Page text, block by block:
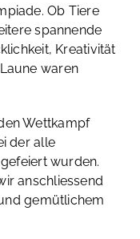
Ob Tiere
spannende
Kreativität
waren
Wettkampf
der alle
wurden.
anschliessend
gemütlichem